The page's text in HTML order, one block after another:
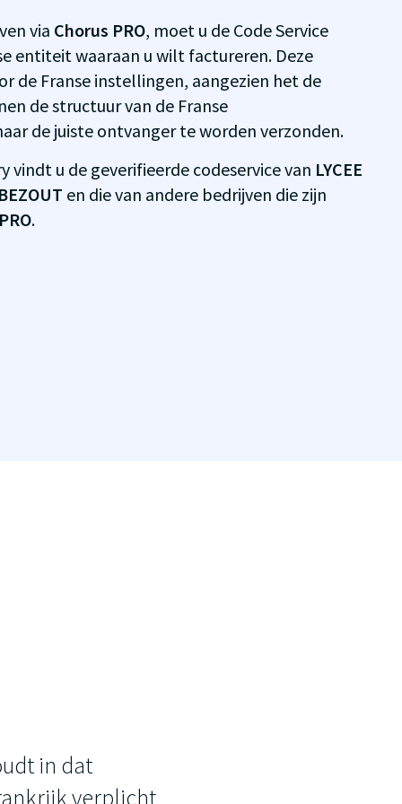
via Chorus PRO, moet u de Code Service
entiteit waaraan u wilt factureren. Deze
de Franse instellingen, aangezien het de
de structuur van de Franse
de juiste ontvanger te worden verzonden.
vindt u de geverifieerde codeservice van LYCEE
en die van andere bedrijven die zijn
.
in dat
verplicht